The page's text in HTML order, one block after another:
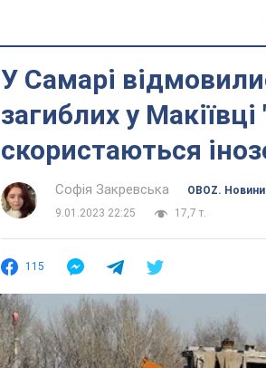
У Самарі
загиблих у
скористаються
Софія Закревська
OBOZ. Новини
9.01.2023 22:25
17,7 т.
115